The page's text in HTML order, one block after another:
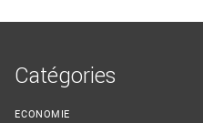
Catégories
ECONOMIE